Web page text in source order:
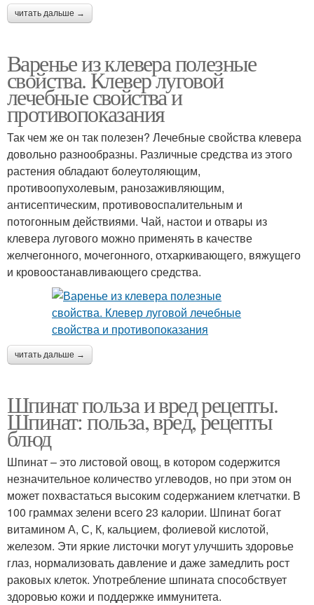
читать дальше →
Варенье из клевера полезные
свойства. Клевер луговой
лечебные свойства и
противопоказания
Так чем же он так полезен? Лечебные свойства клевера
довольно разнообразны. Различные средства из этого
растения обладают болеутоляющим,
противоопухолевым, ранозаживляющим,
антисептическим, противовоспалительным и
потогонным действиями. Чай, настои и отвары из
клевера лугового можно применять в качестве
желчегонного, мочегонного, отхаркивающего, вяжущего
и кровоостанавливающего средства.
читать дальше →
Шпинат польза и вред рецепты.
Шпинат: польза, вред, рецепты
блюд
Шпинат – это листовой овощ, в котором содержится
незначительное количество углеводов, но при этом он
может похвастаться высоким содержанием клетчатки. В
100 граммах зелени всего 23 калории. Шпинат богат
витамином А, С, К, кальцием, фолиевой кислотой,
железом. Эти яркие листочки могут улучшить здоровье
глаз, нормализовать давление и даже замедлить рост
раковых клеток. Употребление шпината способствует
здоровью кожи и поддержке иммунитета.